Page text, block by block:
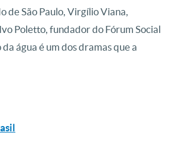
de São Paulo, Virgílio Viana,
Poletto, fundador do Fórum Social
água é um dos dramas que a